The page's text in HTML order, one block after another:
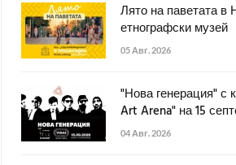
Лято на паветата в
етнографски музей
05 Авг. 2026
"Нова генерация" с
Art Arena" на 15
04 Авг. 2026